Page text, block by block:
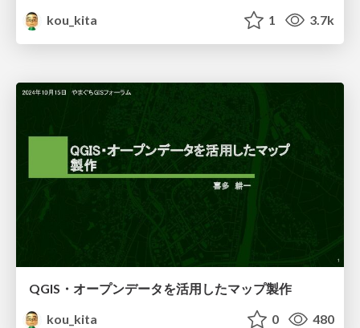
kou_kita
1 3.7k
QGIS・オープンデータを活用したマップ製作
kou_kita
0 480